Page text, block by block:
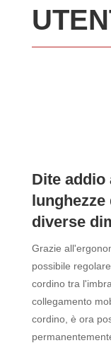
Dite addio
diverse
Grazie
possibile
cordino tra
collegamento
cordino, è ora